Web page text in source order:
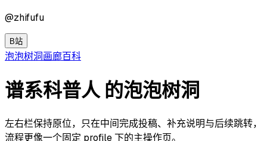
@zhifufu
B站
泡泡树洞画廊百科
谱系科普人 的泡泡树洞
左右栏保持原位，只在中间完成投稿、补充说明与后续跳转，
流程更像一个固定 profile 下的主操作页。